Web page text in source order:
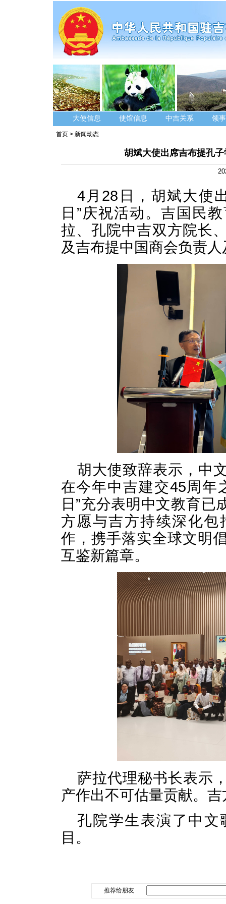
大使信息 使馆信息 中吉关系 领
首页 > 新闻动态
胡斌大使出席吉布提孔
4月28日，胡斌大使
日”庆祝活动。吉国民
拉、孔院中吉双方院长
及吉布提中国商会负责
胡大使致辞表示，中
在今年中吉建交45周年
日”充分表明中文教育
方愿与吉方持续深化
作，携手落实全球文明
互鉴新篇章。
萨拉代理秘书长表示
产作出不可估量贡献。
孔院学生表演了中文
目。
推荐给朋友